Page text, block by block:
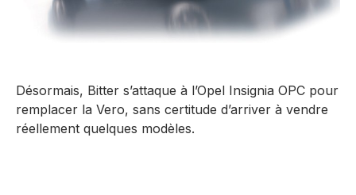
Désormais, Bitter s’attaque à l’Opel Insignia OPC pour
remplacer la Vero, sans certitude d’arriver à vendre
réellement quelques modèles.